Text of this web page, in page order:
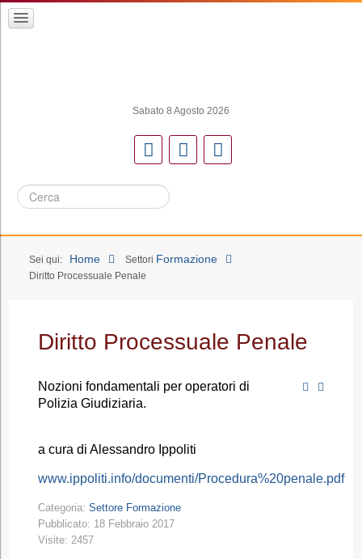
Sabato 8 Agosto 2026
Cerca
Sei qui: Home Settori Formazione
Diritto Processuale Penale
Diritto Processuale Penale
Nozioni fondamentali per operatori di
Polizia Giudiziaria.
a cura di Alessandro Ippoliti
www.ippoliti.info/documenti/Procedura%20penale.pdf
Categoria: Settore Formazione
Pubblicato: 18 Febbraio 2017
Visite: 2457